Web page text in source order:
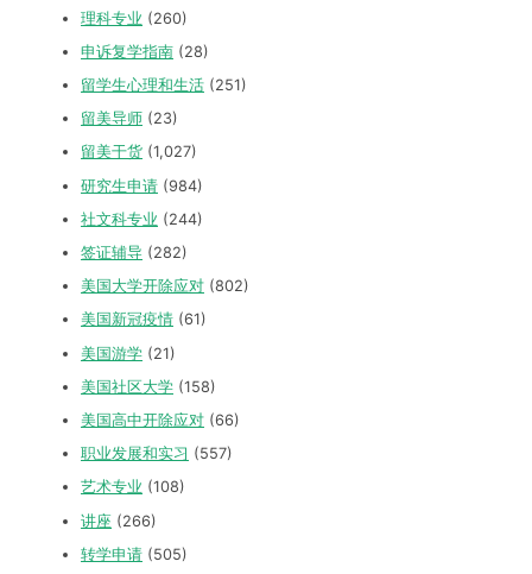
理科专业 (260)
申诉复学指南 (28)
留学生心理和生活 (251)
留美导师 (23)
留美干货 (1,027)
研究生申请 (984)
社文科专业 (244)
签证辅导 (282)
美国大学开除应对 (802)
美国新冠疫情 (61)
美国游学 (21)
美国社区大学 (158)
美国高中开除应对 (66)
职业发展和实习 (557)
艺术专业 (108)
讲座 (266)
转学申请 (505)